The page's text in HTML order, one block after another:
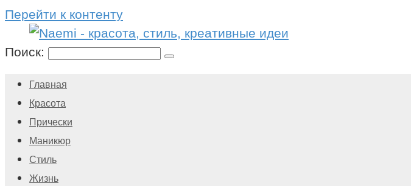
Перейти к контенту
Поиск:
Главная
Красота
Прически
Маникюр
Стиль
Жизнь